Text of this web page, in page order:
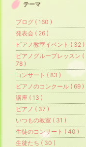
テーマ
ブログ ( 160 )
発表会 ( 26 )
ピアノ教室イベント ( 32 )
ピアノグループレッスン (
78 )
コンサート ( 83 )
ピアノのコンクール ( 69 )
講座 ( 13 )
ピアノ ( 37 )
いつもの教室 ( 31 )
生徒のコンサート ( 40 )
生徒たち ( 30 )